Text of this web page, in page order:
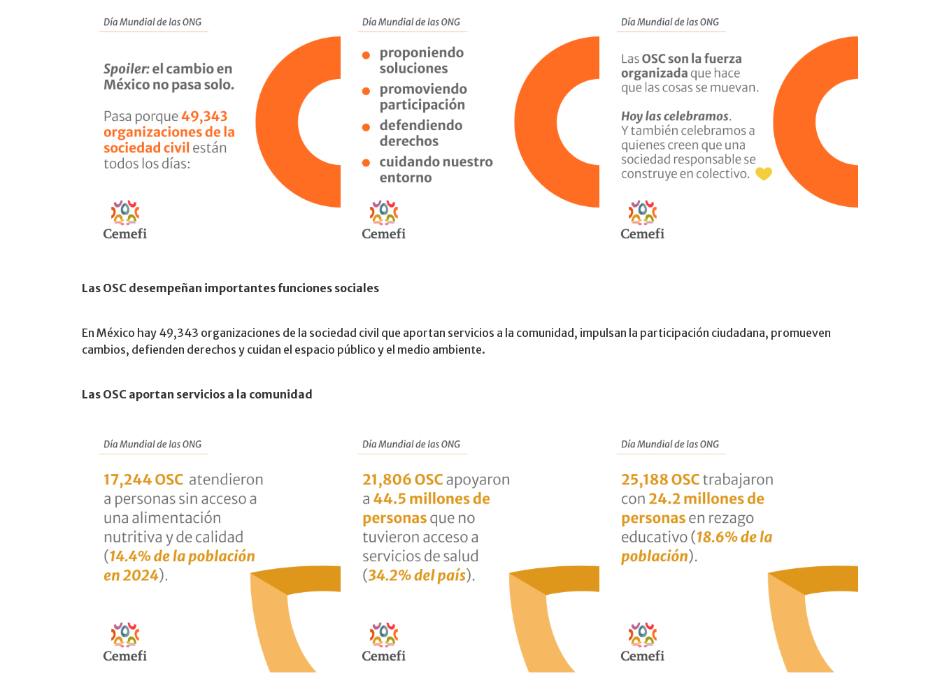
Las OSC desempeñan importantes funciones sociales
En México hay 49,343 organizaciones de la sociedad civil que aportan servicios a la comunidad, impulsan la participación ciudadana, promueven
cambios, defienden derechos y cuidan el espacio público y el medio ambiente.
Las OSC aportan servicios a la comunidad